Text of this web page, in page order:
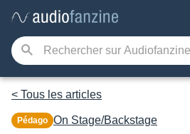
< Tous les articles
Pédago On Stage/Backstage